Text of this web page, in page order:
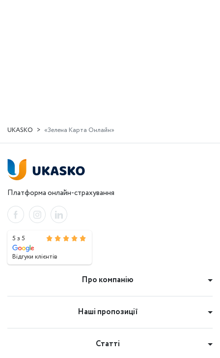
UKASKO «Зелена Карта Онлайн»
Платформа онлайн-страхування
5 з 5
Відгуки клієнтів
Про компанію
Наші пропозиції
Статті